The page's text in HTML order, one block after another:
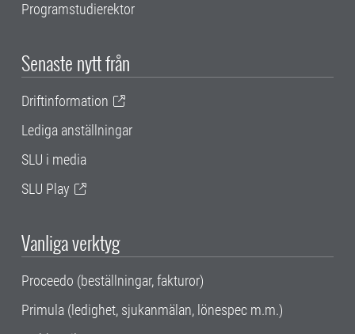
Programstudierektor
Senaste nytt från
Driftinformation
Lediga anställningar
SLU i media
SLU Play
Vanliga verktyg
Proceedo (beställningar, fakturor)
Primula (ledighet, sjukanmälan, lönespec m.m.)